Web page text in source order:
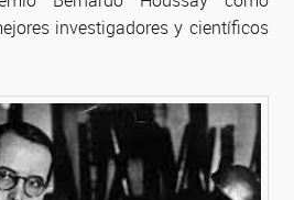
investigadores y científicos